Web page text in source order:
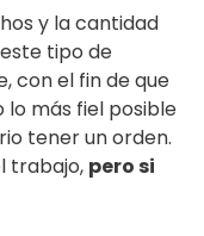
y la cantidad
tipo de
con el fin de que
más fiel posible
tener un orden.
trabajo, pero si